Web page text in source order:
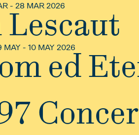
- 28 MAR 2026
- 10 MAY 2026
ed